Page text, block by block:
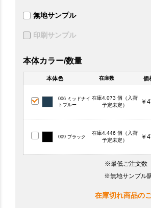
無地サンプル
印刷サンプル
本体カラー/数量
本体色 在庫数 価
006 ミッドナイ
トブルー
在庫4,073 個（入荷
予定未定）
￥
009 ブラック
在庫4,446 個（入荷
予定未定）
￥
※最低ご注文数
※無地サンプル
在庫切れ商品の